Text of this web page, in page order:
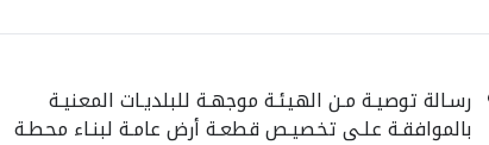
رسـالة توصيـة مـن الهيئـة موجهـة للبلديـات المعنيـة
بالموافقـة علـى تخصيـص قطعـة أرض عامـة لبنـاء محطـة